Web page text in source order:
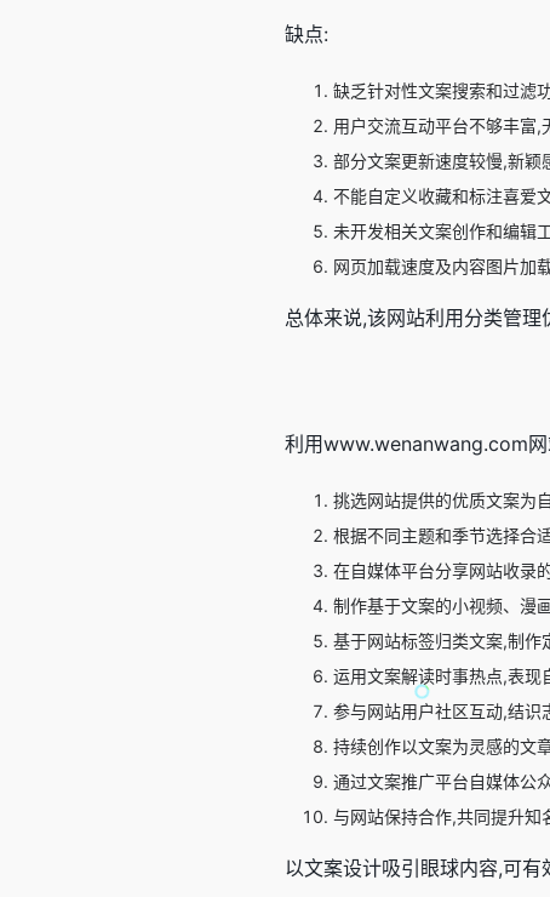
缺点:
缺乏针对性文案搜索和过滤功
用户交流互动平台不够丰富,
部分文案更新速度较慢,新颖
不能自定义收藏和标注喜爱文
未开发相关文案创作和编辑工
网页加载速度及内容图片加
总体来说,该网站利用分类管
利用www.wenanwang.com网
挑选网站提供的优质文案为
根据不同主题和季节选择合
在自媒体平台分享网站收录
制作基于文案的小视频、漫
基于网站标签归类文案,制作
运用文案解读时事热点,表现
参与网站用户社区互动,结识
持续创作以文案为灵感的文
通过文案推广平台自媒体公
与网站保持合作,共同提升知
以文案设计吸引眼球内容,可有